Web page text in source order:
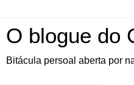
O blogue do
Bitácula persoal aberta por